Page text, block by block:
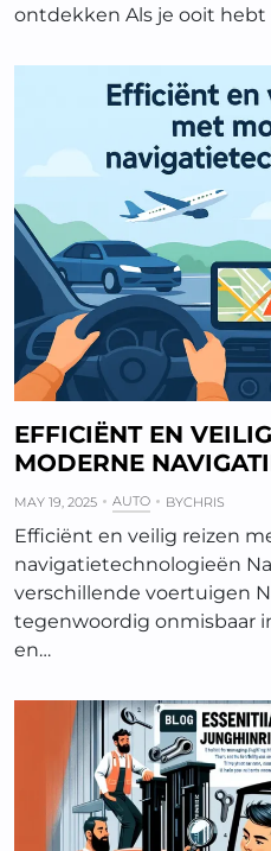
ontdekken Als je ooit
EFFICIËNT EN
MODERNE
MAY 19, 2025 AUTO BYCHRIS
Efficiënt en veilig reizen
navigatietechnologieën
verschillende voertuigen
tegenwoordig onmisbaar
en…